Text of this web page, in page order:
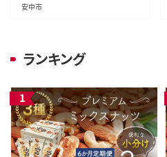
塩 添加物不使用 植物油不使用
ふるさと納税ナッツ 業務用 ダイ
エット 群馬県 安中市 送料無料
安中市
ランキング